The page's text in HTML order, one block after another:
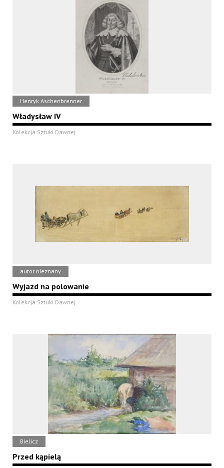
Henryk Aschenbrenner
Władysław IV
Kolekcja Sztuki Dawnej
autor nieznany
Wyjazd na polowanie
Kolekcja Sztuki Dawnej
Bielicz
Przed kąpielą